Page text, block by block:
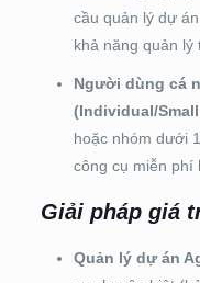
cầu quản lý dự
khả năng quản lý
Người dùng cá
(Individual/Small
hoặc nhóm dưới
công cụ miễn phí
Giải pháp giá
Quản lý dự án